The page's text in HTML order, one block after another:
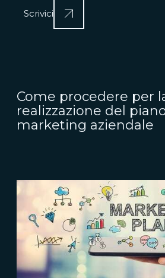
Scrivici
Come procedere per
realizzazione del
marketing aziendale